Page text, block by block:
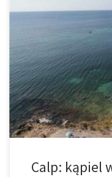
Na wszystkich plażach
Calp – piątek, 25 maja,
wszystkich plażach jest
Calp: kąpiel